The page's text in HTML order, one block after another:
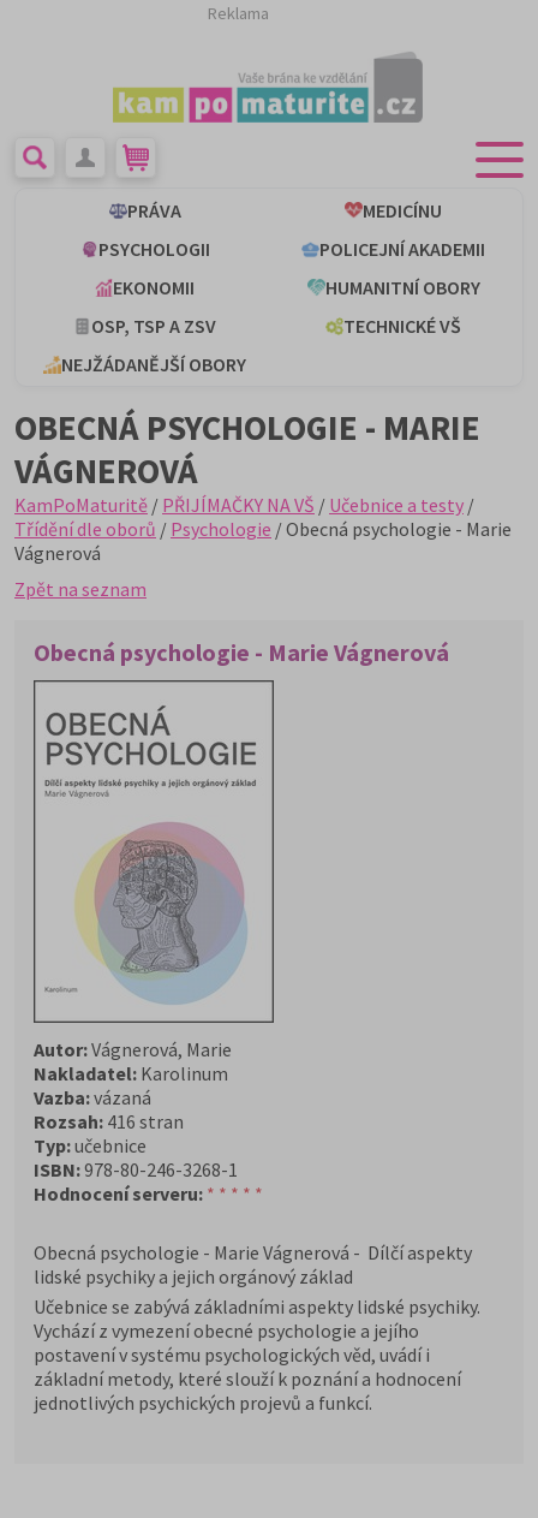
Reklama
PRÁVA
MEDICÍNU
PSYCHOLOGII
POLICEJNÍ AKADEMII
EKONOMII
HUMANITNÍ OBORY
OSP, TSP A ZSV
TECHNICKÉ VŠ
NEJŽÁDANĚJŠÍ OBORY
OBECNÁ PSYCHOLOGIE - MARIE
VÁGNEROVÁ
KamPoMaturitě / PŘIJÍMAČKY NA VŠ / Učebnice a testy /
Třídění dle oborů / Psychologie / Obecná psychologie - Marie
Vágnerová
Zpět na seznam
Obecná psychologie - Marie Vágnerová
Autor:Vágnerová, Marie
Nakladatel: Karolinum
Vazba:vázaná
Rozsah: 416 stran
Typ:učebnice
ISBN:978-80-246-3268-1
Hodnocení serveru: * * * * *
Obecná psychologie - Marie Vágnerová - Dílčí aspekty
lidské psychiky a jejich orgánový základ
Učebnice se zabývá základními aspekty lidské psychiky.
Vychází z vymezení obecné psychologie a jejího
postavení v systému psychologických věd, uvádí i
základní metody, které slouží k poznání a hodnocení
jednotlivých psychických projevů a funkcí.